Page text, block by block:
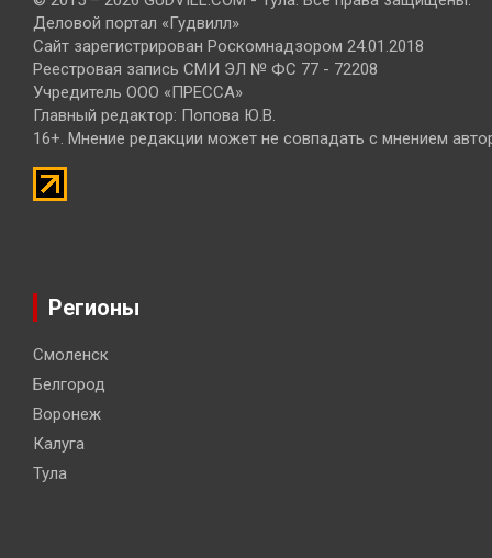
Деловой портал «Гудвилл»
Сайт зарегистрирован Роскомнадзором 24.01.2018
Реестровая запись СМИ ЭЛ № ФС 77 - 72208
Учредитель ООО «ПРЕССА»
Главный редактор: Попова Ю.В.
16+. Мнение редакции может не совпадать с мнением
Регионы
Смоленск
Белгород
Воронеж
Калуга
Тула